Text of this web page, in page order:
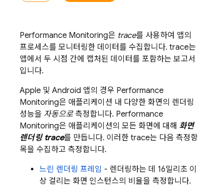
Performance Monitoring은 trace를 사용하여 앱의
프로세스를 모니터링한 데이터를 수집합니다. trace는
앱에서 두 시점 간에 캡처된 데이터를 포함하는 보고서
입니다.
Apple 및 Android 앱의 경우 Performance
Monitoring은 애플리케이션 내 다양한 화면의 렌더링
성능을 자동으로측정합니다. Performance
Monitoring은 애플리케이션의 모든 화면에 대해 화면
렌더링 trace를 만듭니다. 이러한 trace는 다음 측정항
목을 수집하고 측정합니다.
느린 렌더링 프레임 - 렌더링하는 데 16밀리초 이
상 걸리는 화면 인스턴스의 비율을 측정합니다.